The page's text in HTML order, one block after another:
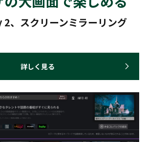
、スクリーンミラーリング
詳しく見る